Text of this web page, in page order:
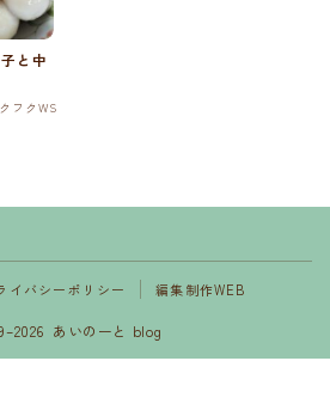
と中
フクWS
イバシーポリシー 編集制作WEB
あいのーと blog